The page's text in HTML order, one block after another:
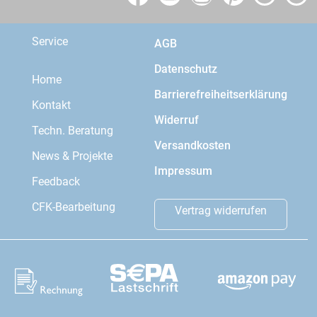
Service
Home
Kontakt
Techn. Beratung
News & Projekte
Feedback
CFK-Bearbeitung
AGB
Datenschutz
Barrierefreiheitserklärung
Widerruf
Versandkosten
Impressum
Vertrag widerrufen